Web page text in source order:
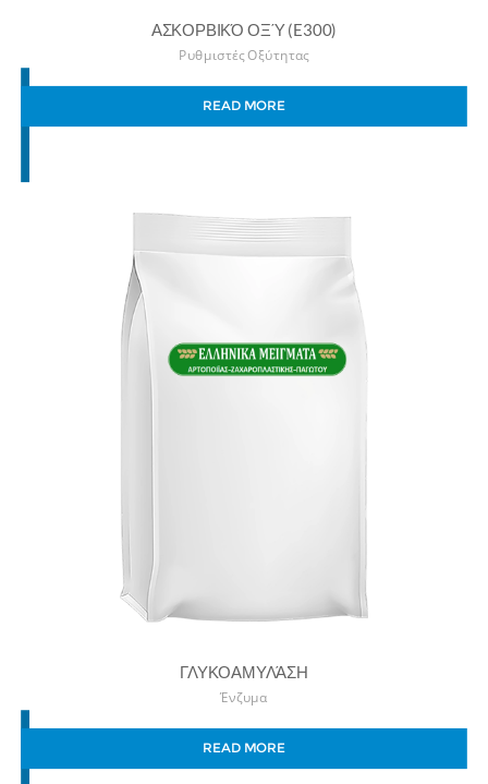
ΑΣΚΟΡΒΙΚΌ ΟΞΎ (E300)
Ρυθμιστές Οξύτητας
READ MORE
ΓΛΥΚΟΑΜΥΛΆΣΗ
Ένζυμα
READ MORE